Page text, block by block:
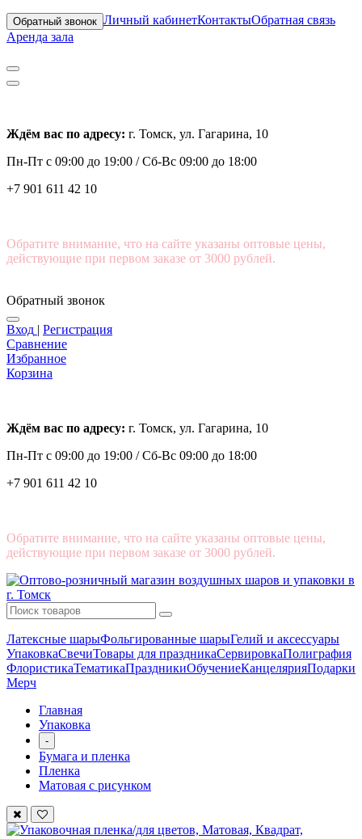
Обратный звонок Личный кабинетКонтактыОбратная связь
Аренда зала
Ждём вас по адресу: г. Томск, ул. Гагарина, 10
Пн-Пт с 09:00 до 19:00 /Сб-Вс 09:00 до 18:00
+7 901 611 42 10
Обратите внимание, что на сайте указаны оптовые цены,
действующие при первом заказе от 3000 рублей.
Обратный звонок
Вход | Регистрация
Сравнение
Избранное
Корзина
Ждём вас по адресу: г. Томск, ул. Гагарина, 10
Пн-Пт с 09:00 до 19:00 /Сб-Вс 09:00 до 18:00
+7 901 611 42 10
Обратите внимание, что на сайте указаны оптовые цены,
действующие при первом заказе от 3000 рублей.
Латексные шарыФольгированные шарыГелий и аксессуары
УпаковкаСвечиТовары для праздникаСервировкаПолиграфия
ФлористикаТематикаПраздникиОбучениеКанцелярияПодарки
Мерч
Главная
Упаковка
-
Бумага и пленка
Пленка
Матовая с рисунком